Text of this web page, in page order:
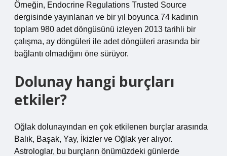
Örneğin, Endocrine Regulations Trusted Source
dergisinde yayınlanan ve bir yıl boyunca 74 kadının
toplam 980 adet döngüsünü izleyen 2013 tarihli bir
çalışma, ay döngüleri ile adet döngüleri arasında bir
bağlantı olmadığını öne sürüyor.
Dolunay hangi burçları
etkiler?
Oğlak dolunayından en çok etkilenen burçlar arasında
Balık, Başak, Yay, İkizler ve Oğlak yer alıyor.
Astrologlar, bu burçların önümüzdeki günlerde